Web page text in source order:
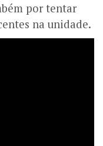
por tentar
na unidade.